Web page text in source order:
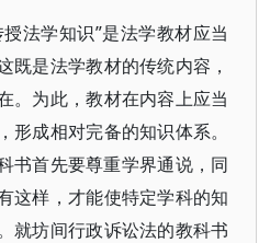
法学知识”是法学教材应当
既是法学教材的传统内容，
。为此，教材在内容上应当
成相对完备的知识体系。
书首先要尊重学界通说，同
这样，才能使特定学科的知
就坊间行政诉讼法的教科书